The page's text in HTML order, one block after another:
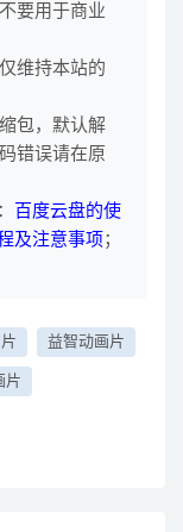
要用于商业
维持本站的
包，默认解
错误请在原
百度云盘的使
及注意事项 ；
益智动画片
片